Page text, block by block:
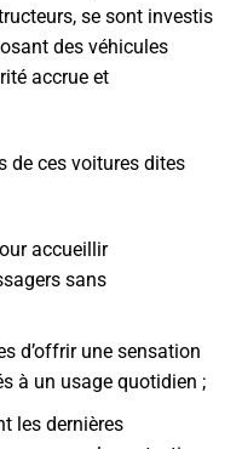
se sont investis
des véhicules
accrue et
de ces voitures dites
accueillir
sans
d’offrir une sensation
à un usage quotidien ;
les dernières